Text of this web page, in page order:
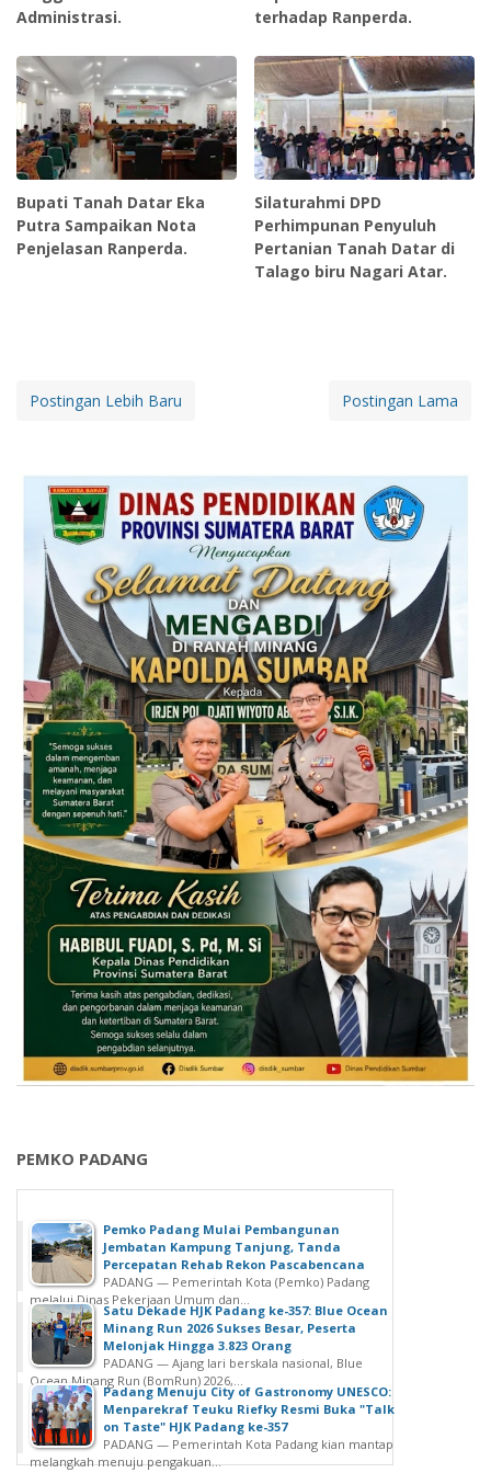
Administrasi.
terhadap Ranperda.
Bupati Tanah Datar Eka
Putra Sampaikan Nota
Penjelasan Ranperda.
Silaturahmi DPD
Perhimpunan Penyuluh
Pertanian Tanah Datar di
Talago biru Nagari Atar.
Postingan Lebih Baru Postingan Lama
PEMKO PADANG
Pemko Padang Mulai Pembangunan
Jembatan Kampung Tanjung, Tanda
Percepatan Rehab Rekon Pascabencana
PADANG — Pemerintah Kota (Pemko) Padang
melalui Dinas Pekerjaan Umum dan...
Satu Dekade HJK Padang ke-357: Blue Ocean
Minang Run 2026 Sukses Besar, Peserta
Melonjak Hingga 3.823 Orang
PADANG — Ajang lari berskala nasional, Blue
Ocean Minang Run (BomRun) 2026,...
Padang Menuju City of Gastronomy UNESCO:
Menparekraf Teuku Riefky Resmi Buka "Talk
on Taste" HJK Padang ke-357
PADANG — Pemerintah Kota Padang kian mantap
melangkah menuju pengakuan...